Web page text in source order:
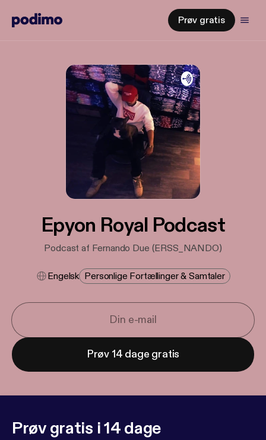
Prøv gratis
Epyon Royal Podcast
Podcast af Fernando Due (ERSS_NANDO)
Engelsk Personlige Fortællinger & Samtaler
Prøv 14 dage gratis
Prøv gratis i 14 dage